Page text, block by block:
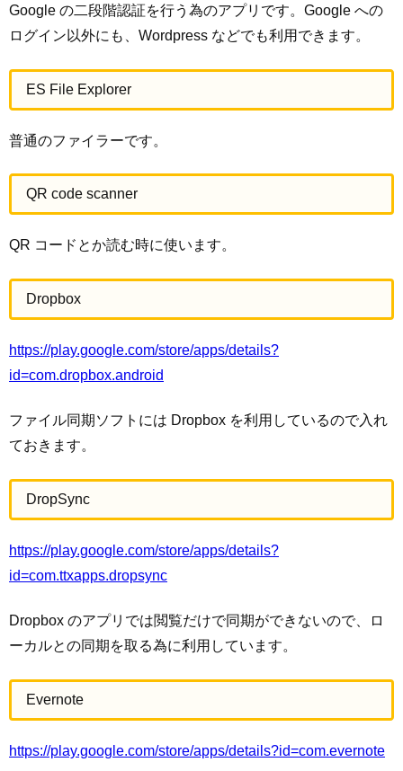
Google の二段階認証を行う為のアプリです。Google への
ログイン以外にも、Wordpress などでも利用できます。
ES File Explorer
普通のファイラーです。
QR code scanner
QR コードとか読む時に使います。
Dropbox
https://play.google.com/store/apps/details?
id=com.dropbox.android
ファイル同期ソフトには Dropbox を利用しているので入れ
ておきます。
DropSync
https://play.google.com/store/apps/details?
id=com.ttxapps.dropsync
Dropbox のアプリでは閲覧だけで同期ができないので、ロ
ーカルとの同期を取る為に利用しています。
Evernote
https://play.google.com/store/apps/details?id=com.evernote